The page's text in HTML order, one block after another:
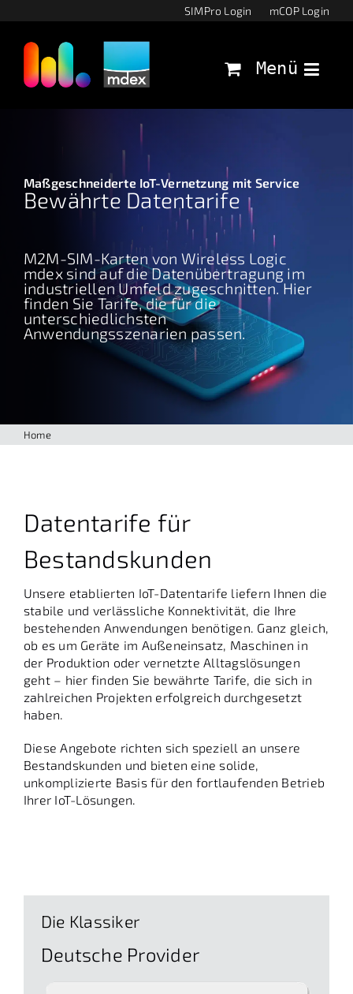
Inhalt
springen
SIMPro Login mCOP Login
Menü
Your Content Goes Here
Maßgeschneiderte IoT-Vernetzung mit Service
Bewährte Datentarife
M2M-SIM-Karten von Wireless Logic
mdex sind auf die Datenübertragung im
industriellen Umfeld zugeschnitten. Hier
finden Sie Tarife, die für die
unterschiedlichsten
Anwendungsszenarien passen.
Home
Datentarife für
Bestandskunden
Unsere etablierten IoT-Datentarife liefern Ihnen die
stabile und verlässliche Konnektivität, die Ihre
bestehenden Anwendungen benötigen. Ganz gleich,
ob es um Geräte im Außeneinsatz, Maschinen in
der Produktion oder vernetzte Alltagslösungen
geht – hier finden Sie bewährte Tarife, die sich in
zahlreichen Projekten erfolgreich durchgesetzt
haben.
Diese Angebote richten sich speziell an unsere
Bestandskunden und bieten eine solide,
unkomplizierte Basis für den fortlaufenden Betrieb
Ihrer IoT-Lösungen.
Die Klassiker
Deutsche Provider